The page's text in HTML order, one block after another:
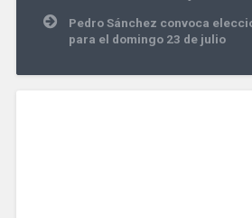
entradas
Pedro Sánchez convoca
para el domingo 23 de julio